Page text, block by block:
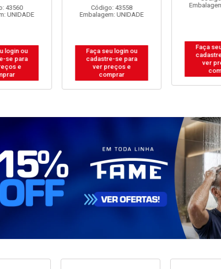
43560
UNIDADE
login ou
se para
e
Código: 43558
Embalagem: UNIDADE
Faça seu login ou
cadastre-se para
ver preços e
comprar
Faça
ver